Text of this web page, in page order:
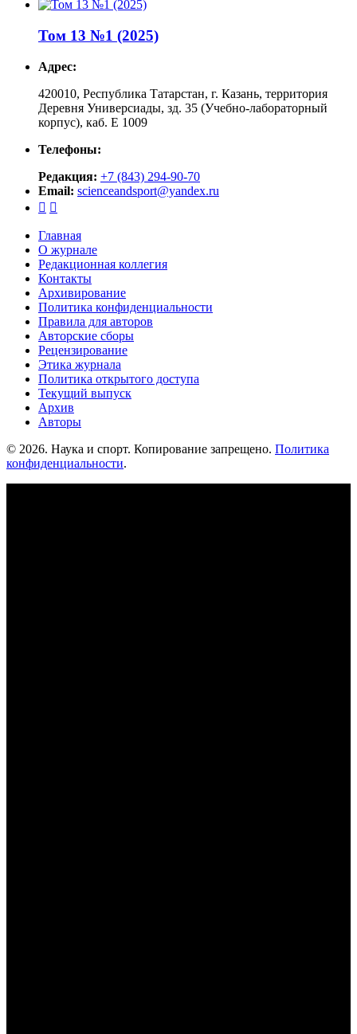
Том 13 №1 (2025)
Адрес:
420010, Республика Татарстан, г. Казань, территория
Деревня Универсиады, зд. 35 (Учебно-лабораторный
корпус), каб. Е 1009
Телефоны:
Редакция: +7 (843) 294-90-70
Email: scienceandsport@yandex.ru
 
Главная
О журнале
Редакционная коллегия
Контакты
Архивирование
Политика конфиденциальности
Правила для авторов
Авторские сборы
Рецензирование
Этика журнала
Политика открытого доступа
Текущий выпуск
Архив
Авторы
© 2026. Наука и спорт. Копирование запрещено. Политика
конфиденциальности.